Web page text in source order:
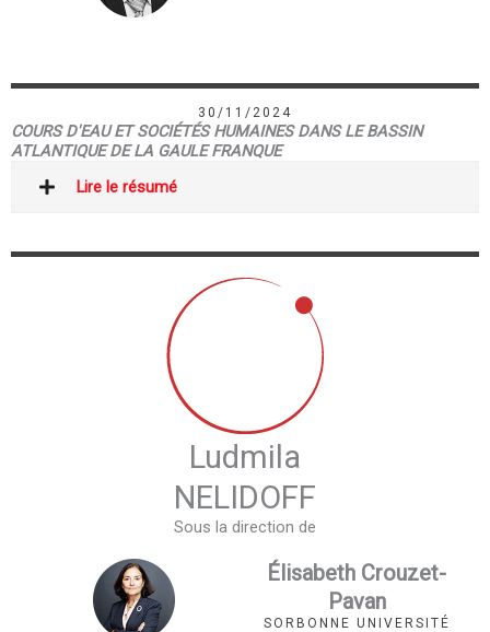
30/11/2024
COURS D'EAU ET SOCIÉTÉS HUMAINES DANS LE BASSIN
ATLANTIQUE DE LA GAULE FRANQUE
Lire le résumé
Ludmila
NELIDOFF
Sous la direction de
Élisabeth Crouzet-
Pavan
SORBONNE UNIVERSITÉ